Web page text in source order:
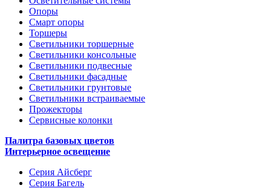
Опоры
Смарт опоры
Торшеры
Светильники торшерные
Светильники консольные
Светильники подвесные
Светильники фасадные
Светильники грунтовые
Светильники встраиваемые
Прожекторы
Сервисные колонки
Палитра базовых цветов
Интерьерное освещение
Серия Айсберг
Серия Багель